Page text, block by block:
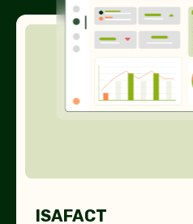
ISAFACT
ISAFACT